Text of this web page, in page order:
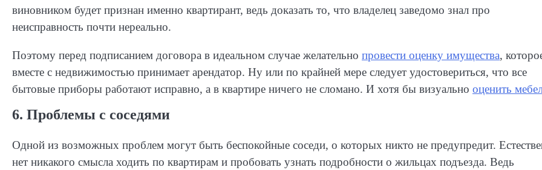
виновником будет признан именно квартирант, ведь доказать то, что владелец заведомо знал про
неисправность почти нереально.
Поэтому перед подписанием договора в идеальном случае желательно провести оценку имущества,
вместе с недвижимостью принимает арендатор. Ну или по крайней мере следует удостовериться, что все
бытовые приборы работают исправно, а в квартире ничего не сломано. И хотя бы визуально оценить
6. Проблемы с соседями
Одной из возможных проблем могут быть беспокойные соседи, о которых никто не предупредит.
нет никакого смысла ходить по квартирам и пробовать узнать подробности о жильцах подъезда. Ведь